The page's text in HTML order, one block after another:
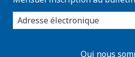
enter
you
email
AboutKidsHealth
Qui nous